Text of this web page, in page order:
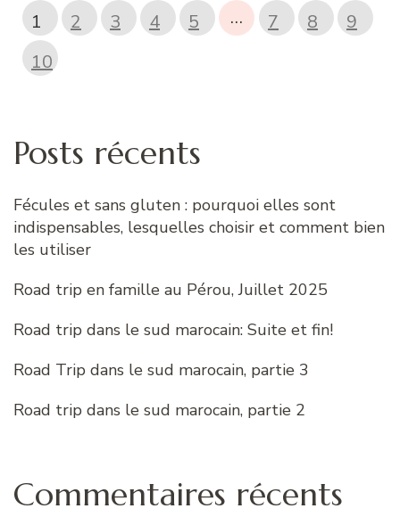
1 2 3 4 5 … 7 8
9
10
Posts récents
Fécules et sans gluten : pourquoi elles sont
indispensables, lesquelles choisir et comment bien
les utiliser
Road trip en famille au Pérou, Juillet 2025
Road trip dans le sud marocain: Suite et fin!
Road Trip dans le sud marocain, partie 3
Road trip dans le sud marocain, partie 2
Commentaires récents